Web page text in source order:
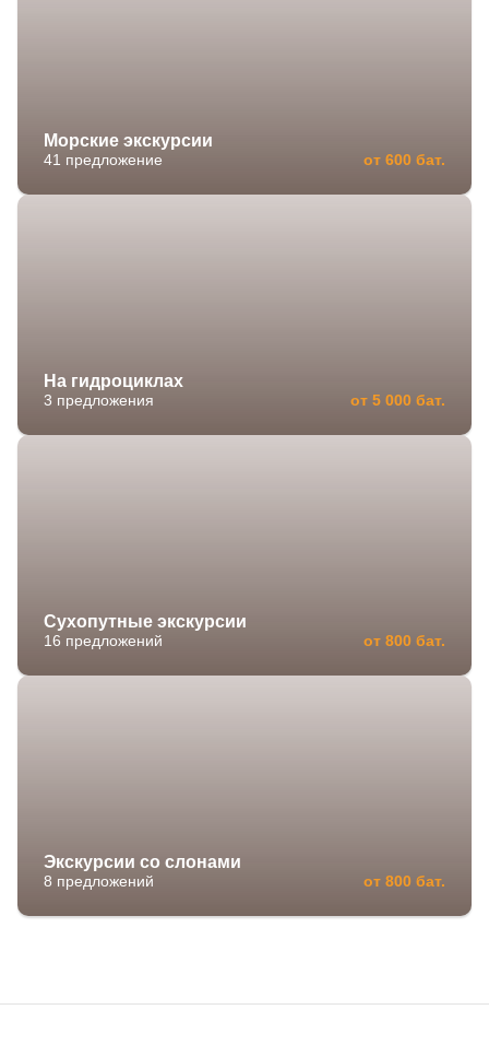
Морские экскурсии
41 предложение от 600 бат.
На гидроциклах
3 предложения от 5 000 бат.
Сухопутные экскурсии
16 предложений от 800 бат.
Экскурсии со слонами
8 предложений от 800 бат.